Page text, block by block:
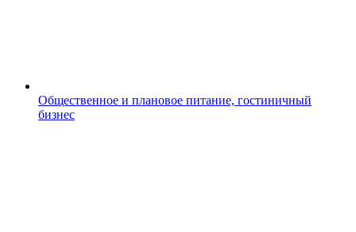
Общественное и плановое питание, гостиничный
бизнес